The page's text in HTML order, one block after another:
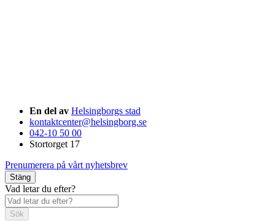
En del av Helsingborgs stad
kontaktcenter@helsingborg.se
042-10 50 00
Stortorget 17
Prenumerera på vårt nyhetsbrev
Stäng
Vad letar du efter?
Sök